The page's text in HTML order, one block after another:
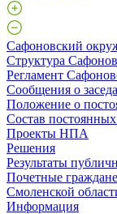
Сафоновский
Структура
Регламент
Сообщения о
Положение о
Состав
Проекты НПА
Решения
Результаты
Почетные
Смоленской
Информация